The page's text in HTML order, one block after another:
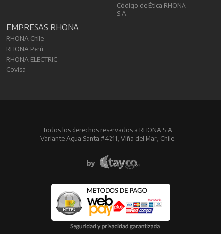
Código de Ética RHONA
S.A.
EMPRESAS RHONA
RHONA Chile
RHONA Perú
RHONA ELECTRIC
Covisa
Todos los derechos reservados a RHONA S.A.
Variante Agua Santa #4211, Viña del Mar, Chile.